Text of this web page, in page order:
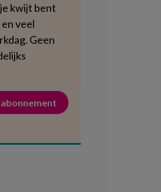
je kwijt bent
veel
Geen